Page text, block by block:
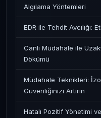
Algılama Yöntemleri
EDR ile Tehdit Avcılığı:
Canlı Müdahale ile
Dökümü
Müdahale Teknikleri:
Güvenliğinizi Artırın
Hatalı Pozitif Yönetimi